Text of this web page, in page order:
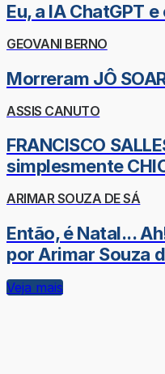
Eu, a IA ChatGPT
GEOVANI BERNO
Morreram JÔ
ASSIS CANUTO
FRANCISCO
simplesmente
ARIMAR SOUZA DE SÁ
Então, é Natal...
por Arimar Souza
Veja mais